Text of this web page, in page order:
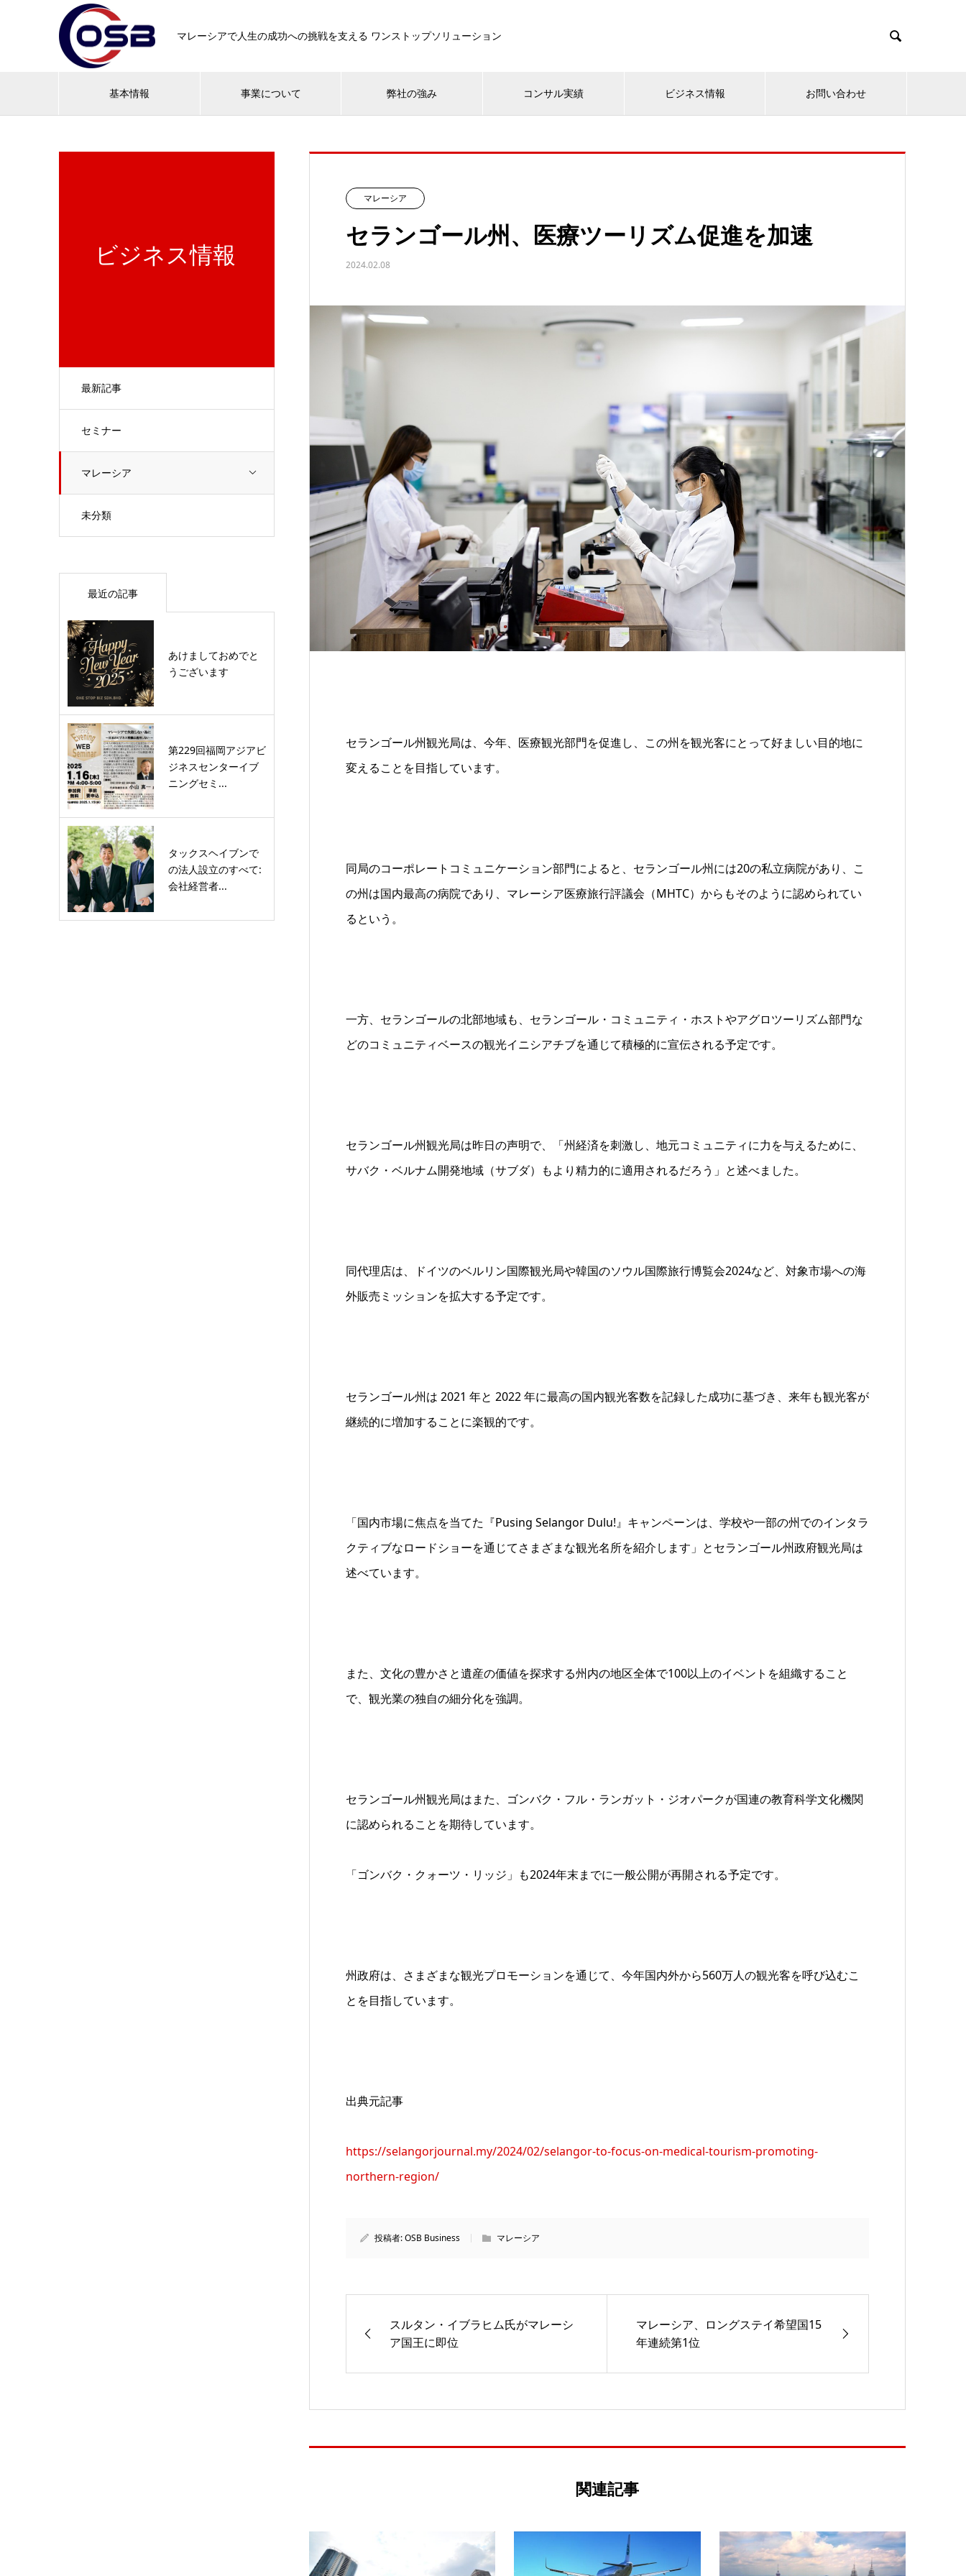
マレーシアで人生の成功への挑戦を支える ワンストップソリューション 
基本情報 事業について 弊社の強み コンサル実績 ビジネス情報 お問い合わせ
ビジネス情報
最新記事
セミナー
マレーシア
未分類
マレーシア
セランゴール州、医療ツーリズム促進を加速
2024.02.08
セランゴール州観光局は、今年、医療観光部門を促進し、この州を観光客にとって好ましい目的地に
変えることを目指しています。
同局のコーポレートコミュニケーション部門によると、セランゴール州には20の私立病院があり、こ
の州は国内最高の病院であり、マレーシア医療旅行評議会（MHTC）からもそのように認められてい
るという。
一方、セランゴールの北部地域も、セランゴール・コミュニティ・ホストやアグロツーリズム部門な
どのコミュニティベースの観光イニシアチブを通じて積極的に宣伝される予定です。
セランゴール州観光局は昨日の声明で、「州経済を刺激し、地元コミュニティに力を与えるために、
サバク・ベルナム開発地域（サブダ）もより精力的に適用されるだろう」と述べました。
同代理店は、ドイツのベルリン国際観光局や韓国のソウル国際旅行博覧会2024など、対象市場への海
外販売ミッションを拡大する予定です。
セランゴール州は 2021 年と 2022 年に最高の国内観光客数を記録した成功に基づき、来年も観光客が
継続的に増加することに楽観的です。
「国内市場に焦点を当てた『Pusing Selangor Dulu!』キャンペーンは、学校や一部の州でのインタラ
クティブなロードショーを通じてさまざまな観光名所を紹介します」とセランゴール州政府観光局は
述べています。
また、文化の豊かさと遺産の価値を探求する州内の地区全体で100以上のイベントを組織すること
で、観光業の独自の細分化を強調。
セランゴール州観光局はまた、ゴンバク・フル・ランガット・ジオパークが国連の教育科学文化機関
に認められることを期待しています。
「ゴンバク・クォーツ・リッジ」も2024年末までに一般公開が再開される予定です。
州政府は、さまざまな観光プロモーションを通じて、今年国内外から560万人の観光客を呼び込むこ
とを目指しています。
出典元記事
https://selangorjournal.my/2024/02/selangor-to-focus-on-medical-tourism-promoting-
northern-region/
投稿者:OSB Business マレーシア
スルタン・イブラヒム氏がマレーシ
ア国王に即位
マレーシア、ロングステイ希望国15
年連続第1位
関連記事
最近の記事
あけましておめでと
うございます
第229回福岡アジアビ
ジネスセンターイブ
ニングセミ...
タックスヘイブンで
の法人設立のすべて:
会社経営者...